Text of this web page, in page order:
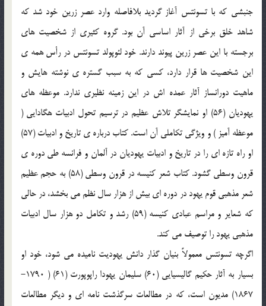
جنبشي كه با تسونتس آغاز گرديد بلافاصله وارد عصر زرين خود شد كه
شاهد خلق برخي از آثار اساسي آن بود. گروه كثيري از شخصيت هاي
برجسته با اين عصر زرين پيوند دارند. خود لئوپولد تسونتس در رأس همه ي
اين شخصيت ها قرار دارد، كسي كه به سبب گستره ي نوشته هايش و
ماهيت دورانساز آثار عمده اش در اين زمينه نظيري ندارد. موعظه هاي
يهوديان (56) او نمايشگر تلاش عظيم در ترسيم تحول ادبيات هگادايي (
موعظه آميز ) و ويژگي تكاملي آن است. كتاب درباره ي تاريخ و ادبيات (57)
او راه تازه اي را در تاريخ و ادبيات يهوديان در آلمان و فرانسه طي دوره ي
قرون وسطي گشود. كتاب شعر كنيسه در قرون وسطي (58) به حجم عظيم
شعر مذهبي قوم يهود در دوره اي بيش از هزار سال نظم مي بخشد، در حالي
كه شعاير و مراسم عبادي كنيسه (59) رشد و تكامل دو هزار سال ادبيات
مذهبي يهود را توصيف مي كند.
اگرچه تسونتس معمولاً بنيان گذار دانش يهوديت ناميده مي شود، خود او
بسيار به آثار حكيم گاليسيايي (60) سليمان يهودا راپوپورت (61) ( 1790-
1867) مديون است، كه در مطالعات سرگذشت نامه اي و ديگر مطالعات